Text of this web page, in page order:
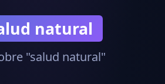
natural
"salud natural"